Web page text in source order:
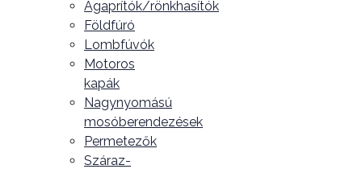
Ágaprítók/rönkhasítók
Földfúró
Lombfúvók
Motoros
kapák
Nagynyomású
mosóberendezések
Permetezők
Száraz-